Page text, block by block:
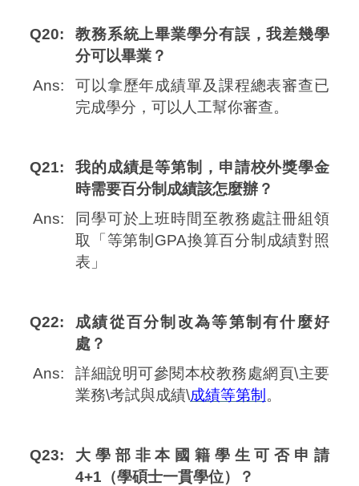
Q20:
教務系統上畢業學分有誤，我差幾學
分可以畢業？
Ans:
可以拿歷年成績單及課程總表審查已
完成學分，可以人工幫你審查。
Q21:
我的成績是等第制，申請校外獎學金
時需要百分制成績該怎麼辦？
Ans:
同學可於上班時間至教務處註冊組領
取「等第制GPA換算百分制成績對照
表」
Q22:
成績從百分制改為等第制有什麼好
處？
Ans:
詳細說明可參閱本校教務處網頁\主要
業務\考試與成績\成績等第制 。
Q23:
大學部非本國籍學生可否申請
4+1（學碩士一貫學位）？